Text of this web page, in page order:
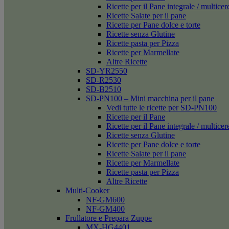
Ricette per il Pane integrale /
Ricette Salate per il pane
Ricette per Pane dolce e torte
Ricette senza Glutine
Ricette pasta per Pizza
Ricette per Marmellate
Altre Ricette
SD-YR2550
SD-R2530
SD-B2510
SD-PN100 – Mini macchina per il pane
Vedi tutte le ricette per SD-PN100
Ricette per il Pane
Ricette per il Pane integrale /
Ricette senza Glutine
Ricette per Pane dolce e torte
Ricette Salate per il pane
Ricette per Marmellate
Ricette pasta per Pizza
Altre Ricette
Multi-Cooker
NF-GM600
NF-GM400
Frullatore e Prepara Zuppe
MX-HG4401